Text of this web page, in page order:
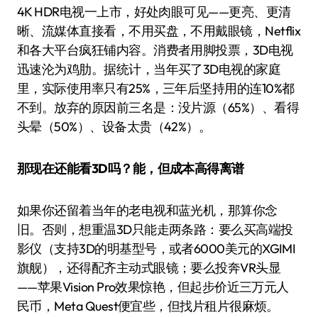
4K HDR电视一上市，好处肉眼可见——更亮、更清
晰、流媒体直接看，不用买盘，不用戴眼镜，Netflix
和各大平台疯狂铺内容。消费者用脚投票，3D电视
迅速沦为鸡肋。据统计，当年买了3D电视的家庭
里，实际使用率只有25%，三年后坚持用的连10%都
不到。放弃的原因前三名是：没片源（65%）、看得
头晕（50%）、设备太贵（42%）。
那现在还能看3D吗？能，但成本高得离谱
如果你还留着当年的老电视和蓝光机，那算你念
旧。否则，想重温3D只能走两条路：要么买高端投
影仪（支持3D的明基型号，或者6000美元的XGIMI
旗舰），还得配齐主动式眼镜；要么投奔VR头显
——苹果Vision Pro效果惊艳，但起步价近三万元人
民币，Meta Quest便宜些，但找片租片很麻烦。